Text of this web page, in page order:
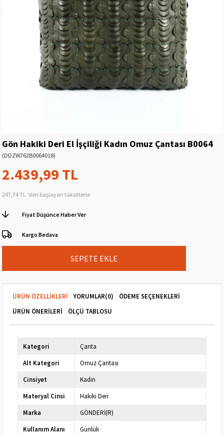
Gön Hakiki Deri El İşçiliği Kadın Omuz Çantası B0064
(DDZW762B0064018)
2.439,99 TL
247,74 TL 'den başlayan taksitlerle
Fiyat Düşünce Haber Ver
Kargo Bedava
ÜRÜN ÖZELLIKLERI YORUMLAR(0)
ÖDEME SEÇENEKLERI
ÜRÜN ÖNERILERI
ÖLÇÜ TABLOSU
Kategori
Çanta
Alt Kategori
Omuz Çantası
Cinsiyet
Kadın
Materyal Cinsi
Hakiki Deri
Marka
GÖNDERİ(R)
Kullanım Alanı
Günlük